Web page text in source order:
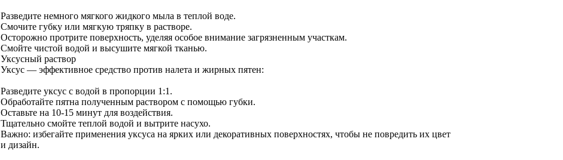
Разведите немного мягкого жидкого мыла в теплой воде.
Смочите губку или мягкую тряпку в растворе.
Осторожно протрите поверхность, уделяя особое внимание загрязненным участкам.
Смойте чистой водой и высушите мягкой тканью.
Уксусный раствор
Уксус — эффективное средство против налета и жирных пятен:
Разведите уксус с водой в пропорции 1:1.
Обработайте пятна полученным раствором с помощью губки.
Оставьте на 10-15 минут для воздействия.
Тщательно смойте теплой водой и вытрите насухо.
Важно: избегайте применения уксуса на ярких или декоративных поверхностях, чтобы не повредить их цвет
и дизайн.